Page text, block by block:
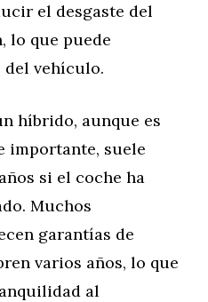
el desgaste del
lo que puede
vehículo.
híbrido, aunque es
importante, suele
si el coche ha
Muchos
garantías de
varios años, lo que
al